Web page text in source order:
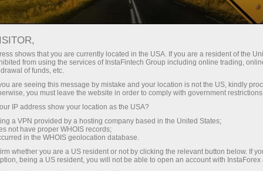
З InstaForex ви отримуєте доступ
можливостей: кредитне плече до
1:5000, одні з найкращих
спредів та комісій на ринку, а
також привабливі умови для
торгівлі акціями та індексами
Мінімальні спреди - максимум
Бонус 30% на кожен депозит
Швидкість
у трейдингу і на трасі
shows that you are currently located in the USA. If you are a resident of the
from using the services of InstaFintech Group including online trading,
of funds, etc.
are seeing this message by mistake and your location is not the US, kindly
you must leave the website in order to comply with government
IP address show your location as the USA?
a VPN provided by a hosting company based in the United States;
not have proper WHOIS records;
in the WHOIS geolocation database.
whether you are a US resident or not by clicking the relevant button below. If
being a US resident, you will not be able to open an account with InstaForex